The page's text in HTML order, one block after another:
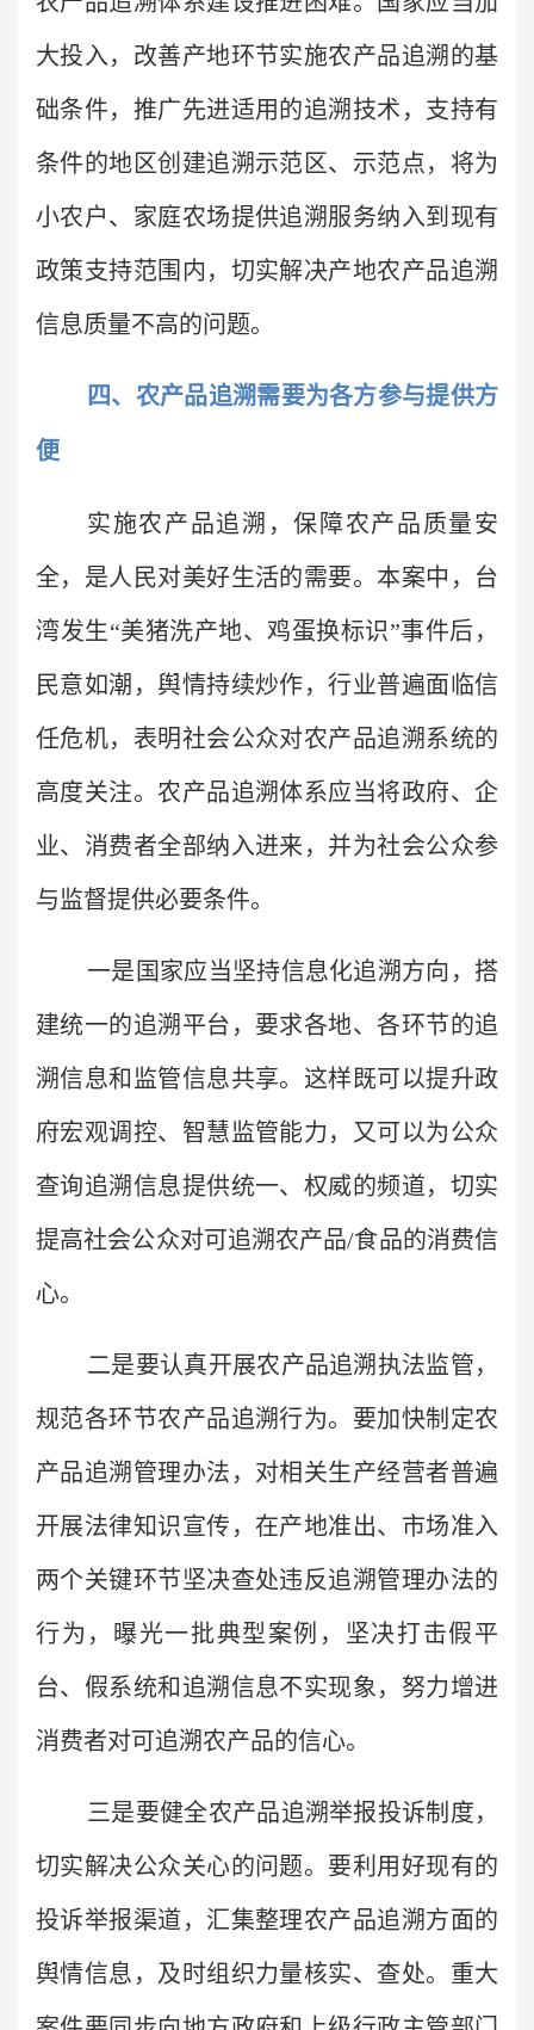
大投入，改善产地环节实施农产品追溯的基
础条件，推广先进适用的追溯技术，支持有
条件的地区创建追溯示范区、示范点，将为
小农户、家庭农场提供追溯服务纳入到现有
政策支持范围内，切实解决产地农产品追溯
信息质量不高的问题。
四、农产品追溯需要为各方参与提供方
便
实施农产品追溯，保障农产品质量安
全，是人民对美好生活的需要。本案中，台
湾发生“美猪洗产地、鸡蛋换标识”事件后，
民意如潮，舆情持续炒作，行业普遍面临信
任危机，表明社会公众对农产品追溯系统的
高度关注。农产品追溯体系应当将政府、企
业、消费者全部纳入进来，并为社会公众参
与监督提供必要条件。
一是国家应当坚持信息化追溯方向，搭
建统一的追溯平台，要求各地、各环节的追
溯信息和监管信息共享。这样既可以提升政
府宏观调控、智慧监管能力，又可以为公众
查询追溯信息提供统一、权威的频道，切实
提高社会公众对可追溯农产品/食品的消费信
心。
二是要认真开展农产品追溯执法监管，
规范各环节农产品追溯行为。要加快制定农
产品追溯管理办法，对相关生产经营者普遍
开展法律知识宣传，在产地准出、市场准入
两个关键环节坚决查处违反追溯管理办法的
行为，曝光一批典型案例，坚决打击假平
台、假系统和追溯信息不实现象，努力增进
消费者对可追溯农产品的信心。
三是要健全农产品追溯举报投诉制度，
切实解决公众关心的问题。要利用好现有的
投诉举报渠道，汇集整理农产品追溯方面的
舆情信息，及时组织力量核实、查处。重大